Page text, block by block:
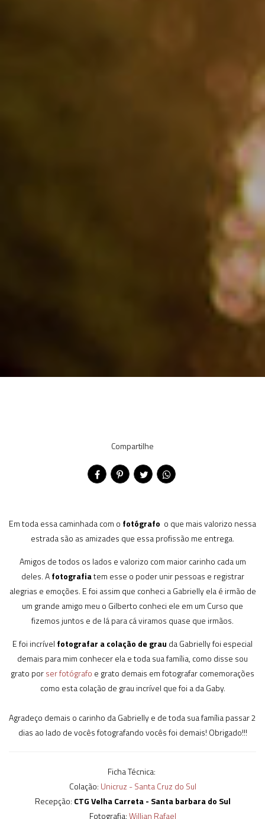
Compartilhe
Em toda essa caminhada com o fotógrafo o que mais valorizo nessa
estrada são as amizades que essa profissão me entrega.
Amigos de todos os lados e valorizo com maior carinho cada um
deles. Afotografiatem esse o poder unir pessoas e registrar
alegrias e emoções. E foi assim que conheci a Gabrielly ela é irmão de
um grande amigo meu o Gilberto conheci ele em um Curso que
fizemos juntos e de lá para cá viramos quase que irmãos.
E foi incrível fotografar a colação de grau da Gabrielly foi especial
demais para mim conhecer ela e toda sua família, como disse sou
grato porser fotógrafo e grato demais em fotografar comemorações
como esta colação de grau incrível que foi a da Gaby.
Agradeço demais o carinho da Gabrielly e de toda sua família passar 2
dias ao lado de vocês fotografando vocês foi demais! Obrigado!!!
Ficha Técnica:
Colação: Unicruz - Santa Cruz do Sul
Recepção: CTG Velha Carreta - Santa barbara do Sul
Fotografia:Willian Rafael